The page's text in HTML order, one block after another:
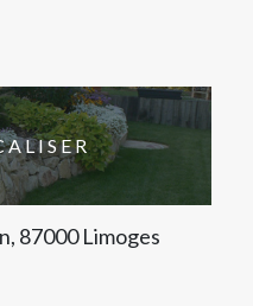
87000 Limoges